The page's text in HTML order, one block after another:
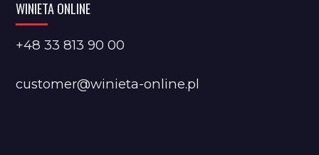
WINIETA ONLINE
+48 33 813 90 00
customer@winieta-online.pl